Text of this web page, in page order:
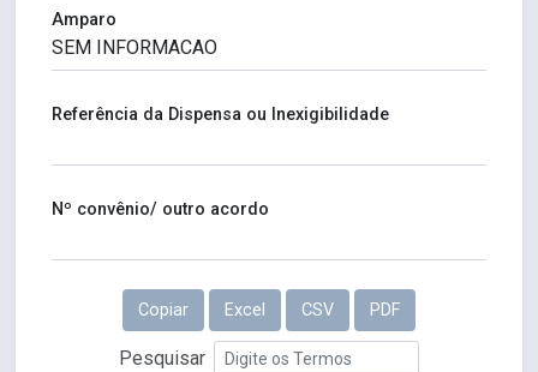
Amparo
Referência da Dispensa ou Inexigibilidade
Nº convênio/ outro acordo
Copiar Excel CSV PDF
Pesquisar